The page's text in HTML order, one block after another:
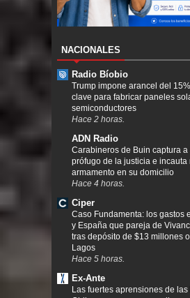
NACIONALES
Radio Bíobio
Trump impone arancel del
clave para fabricar paneles
semiconductores
Hace 2 horas.
ADN Radio
Carabineros de Buin captura a
prófugo de la justicia e incauta
armamento en su domicilio
Hace 4 horas.
Ciper
Caso Fundamenta: los gastos
y España que pareja de
tras depósito de $13 millones
Lagos
Hace 5 horas.
Ex-Ante
Las fuertes aprensiones de las